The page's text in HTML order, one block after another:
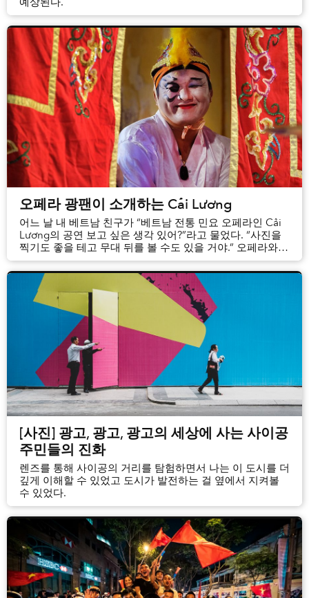
오페라 광팬이 소개하는 Cải Lương
어느 날 내 베트남 친구가 “베트남 전통 민요 오페라인 Cải
Lương의 공연 보고 싶은 생각 있어?”라고 물었다. “사진을
찍기도 좋을 테고 무대 뒤를 볼 수도 있을 거야.” 오페라와
사진에 얼마나 열정이 있는지 스스로 알기 때문에 나의
대답은 바로 “좋아”였다.
[사진] 광고, 광고, 광고의 세상에 사는 사이공
주민들의 진화
렌즈를 통해 사이공의 거리를 탐험하면서 나는 이 도시를 더
깊게 이해할 수 있었고 도시가 발전하는 걸 옆에서 지켜볼
수 있었다.